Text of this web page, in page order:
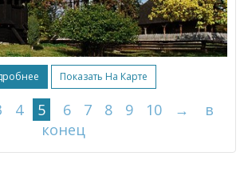
Показать На Карте
4 5 6 7 8 9 10 →
в
конец